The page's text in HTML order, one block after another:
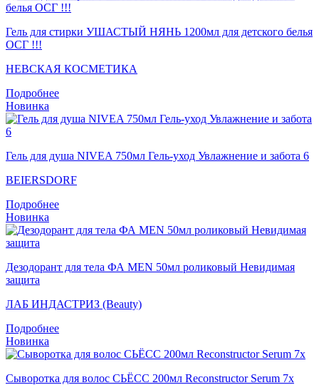
Гель для стирки УШАСТЫЙ НЯНЬ 1200мл для детского белья
ОСГ !!!
НЕВСКАЯ КОСМЕТИКА
Подробнее
Новинка
Гель для душа NIVEA 750мл Гель-уход Увлажнение и забота 6
BEIERSDORF
Подробнее
Новинка
Дезодорант для тела ФА MEN 50мл роликовый Невидимая
защита
ЛАБ ИНДАСТРИЗ (Beauty)
Подробнее
Новинка
Сыворотка для волос СЬЁСС 200мл Reconstructor Serum 7x